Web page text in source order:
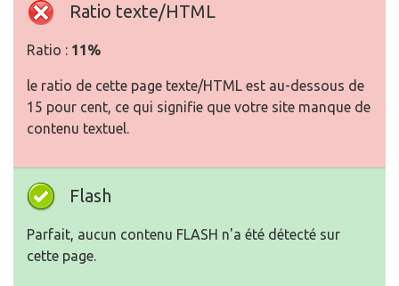
Ratio texte/HTML
Ratio : 11%
le ratio de cette page texte/HTML est au-dessous de
15 pour cent, ce qui signifie que votre site manque de
contenu textuel.
Flash
Parfait, aucun contenu FLASH n'a été détecté sur
cette page.